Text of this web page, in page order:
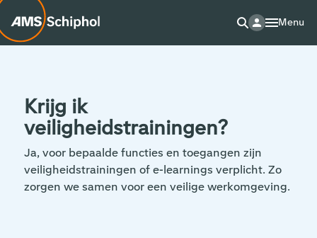
Menu
Krijg ik
veiligheidstrainingen?
Ja, voor bepaalde functies en toegangen zijn
veiligheidstrainingen of e-learnings verplicht. Zo
zorgen we samen voor een veilige werkomgeving.